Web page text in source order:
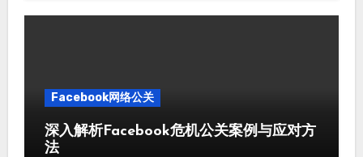
Facebook网络公关
深入解析Facebook危机公关案例与应对方
法